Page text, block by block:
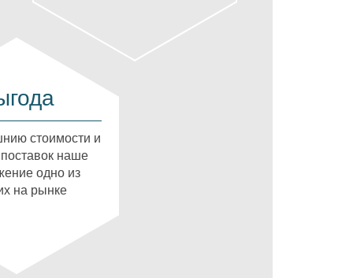
стоимости и
наше
одно из
на рынке